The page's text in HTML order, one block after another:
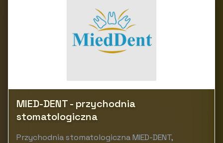
MIED-DENT - przychodnia
stomatologiczna
Przychodnia stomatologiczna MIED-DENT,